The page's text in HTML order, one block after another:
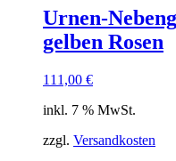
Urnen-
gelben Rosen
111,00 €
inkl. 7 % MwSt.
zzgl. Versandkosten